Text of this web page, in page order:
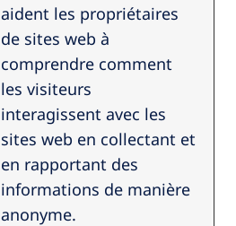
aident les propriétaires
de sites web à
comprendre comment
les visiteurs
interagissent avec les
sites web en collectant et
en rapportant des
informations de manière
anonyme.